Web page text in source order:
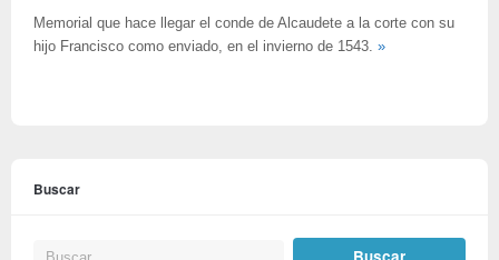
Memorial que hace llegar el conde de Alcaudete a la corte con su
hijo Francisco como enviado, en el invierno de 1543. »
Buscar